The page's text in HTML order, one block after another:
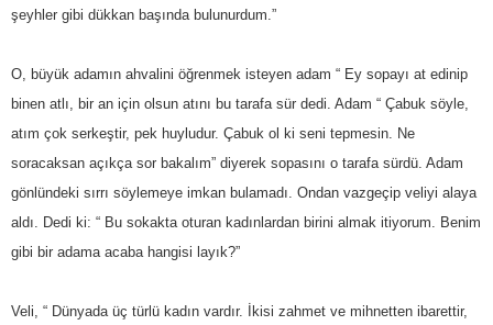
şeyhler gibi dükkan başında bulunurdum.”
O, büyük adamın ahvalini öğrenmek isteyen adam “ Ey sopayı at edinip
binen atlı, bir an için olsun atını bu tarafa sür dedi. Adam “ Çabuk söyle,
atım çok serkeştir, pek huyludur. Çabuk ol ki seni tepmesin. Ne
soracaksan açıkça sor bakalım” diyerek sopasını o tarafa sürdü. Adam
gönlündeki sırrı söylemeye imkan bulamadı. Ondan vazgeçip veliyi alaya
aldı. Dedi ki: “ Bu sokakta oturan kadınlardan birini almak itiyorum. Benim
gibi bir adama acaba hangisi layık?”
Veli, “ Dünyada üç türlü kadın vardır. İkisi zahmet ve mihnetten ibarettir,